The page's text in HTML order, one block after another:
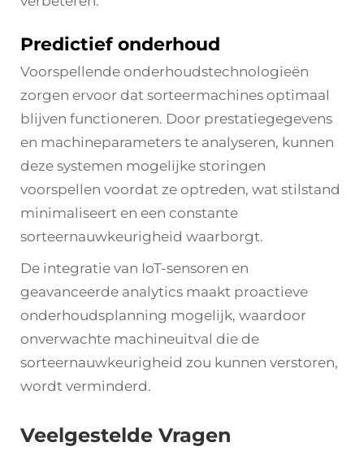
Predictief onderhoud
Voorspellende onderhoudstechnologieën
zorgen ervoor dat sorteermachines optimaal
blijven functioneren. Door prestatiegegevens
en machineparameters te analyseren, kunnen
deze systemen mogelijke storingen
voorspellen voordat ze optreden, wat stilstand
minimaliseert en een constante
sorteernauwkeurigheid waarborgt.
De integratie van IoT-sensoren en
geavanceerde analytics maakt proactieve
onderhoudsplanning mogelijk, waardoor
onverwachte machineuitval die de
sorteernauwkeurigheid zou kunnen verstoren,
wordt verminderd.
Veelgestelde Vragen